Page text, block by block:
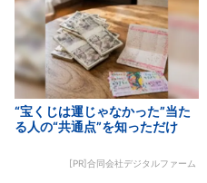
“宝くじは運じゃなかった”当た
る人の“共通点”を知っただけ
[PR]合同会社デジタルファーム